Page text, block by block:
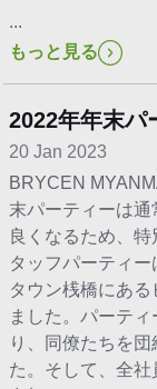
...
もっと見る
2022年年末パ
20 Jan 2023
BRYCEN
末パーティーは
良くなるため、
タッフパーティ
タウン桟橋にあ
ました。パーテ
り、同僚たちを
た。そして、全